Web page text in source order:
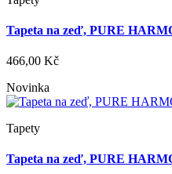
Tapeta na zeď, PURE
466,00 Kč
Novinka
Tapety
Tapeta na zeď, PURE